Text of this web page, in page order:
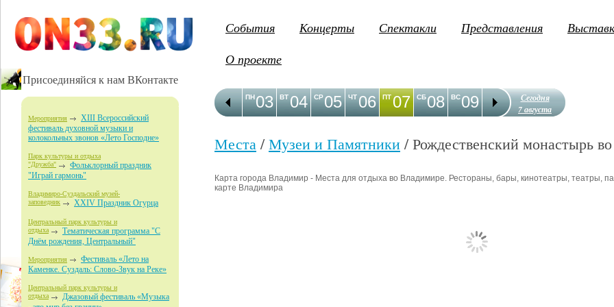
Присоединяйся к нам ВКонтакте
Мероприятия
XIII Всероссийский
фестиваль духовной музыки и
колокольных звонов «Лето Господне»
Парк культуры и отдыха
"Дружба"
Фольклорный праздник
"Играй гармонь"
Владимиро-Суздальский музей-
заповедник XXIV Праздник Огурца
Центральный парк культуры и
отдыха
Тематическая программа "С
Днём рождения, Центральный"
Мероприятия
Фестиваль «Лето на
Каменке. Суздаль: Слово-Звук на Реке»
Центральный парк культуры и
отдыха
Джазовый фестиваль «Музыка
События Концерты Спектакли Представления
О проекте
03
ПН 04
ВТ 05
СР 06
ЧТ 07
ПТ 08
СБ 09
ВС 10
ПН 11
ВТ 12
СР
Сегодня
7 августа
Места /Музеи и Памятники / Рождественский монастырь
Карта города Владимир - Места для отдыха во Владимире. Рестораны, бары, кинотеатры, театры,
карте Владимира